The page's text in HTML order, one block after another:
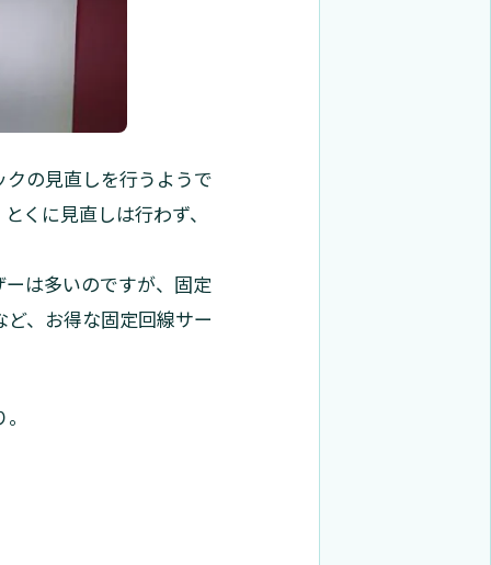
の見直しを行うようで
くに見直しは行わず、
は多いのですが、固定
、お得な固定回線サー